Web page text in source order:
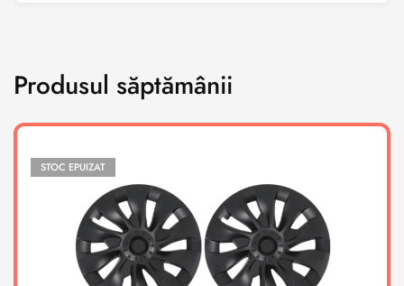
Produsul săptămânii
STOC EPUIZAT